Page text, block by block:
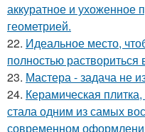
аккуратное и ухоженное
геометрией.
22. Идеальное место,
полностью
23. Мастера - задача не
24. Керамическая
стала одним из самых
современном